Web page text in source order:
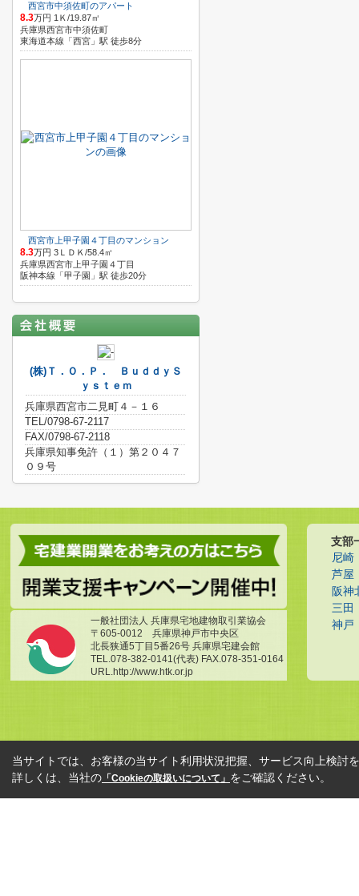
西宮市中須佐町のアパート
8.3万円 1Ｋ/19.87㎡
兵庫県西宮市中須佐町
東海道本線「西宮」駅 徒歩8分
西宮市上甲子園４丁目のマンション
8.3万円 3ＬＤＫ/58.4㎡
兵庫県西宮市上甲子園４丁目
阪神本線「甲子園」駅 徒歩20分
(株)Ｔ．Ｏ．Ｐ． ＢｕｄｄｙＳ
ｙｓｔｅｍ
兵庫県西宮市二見町４－１６
TEL/0798-67-2117
FAX/0798-67-2118
兵庫県知事免許（１）第２０４７
０９号
一般社団法人 兵庫県宅地建物取引業協会
〒605-0012 兵庫県神戸市中央区
北長狭通5丁目5番26号 兵庫県宅建会館
TEL.078-382-0141(代表) FAX.078-351-0164
URL.http://www.htk.or.jp
支部
尼崎
芦屋
阪神
三田
神戸
当サイトでは、お客様の当サイト利用状況把握、サービス向上検討
詳しくは、当社の 「Cookieの取扱いについて」 をご確認ください。